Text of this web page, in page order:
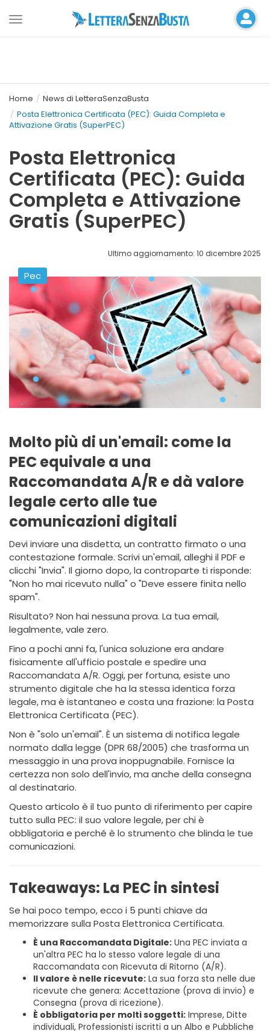
Toggle
Home
News di LetteraSenzaBusta
Posta Elettronica Certificata (PEC): Guida Completa e
Attivazione Gratis (SuperPEC)
Posta Elettronica
Certificata (PEC): Guida
Completa e Attivazione
Gratis (SuperPEC)
Ultimo aggiornamento: 10 dicembre 2025
Pec
Molto più di un'email: come la
PEC equivale a una
Raccomandata A/R e dà valore
legale certo alle tue
comunicazioni digitali
Devi inviare una disdetta, un contratto firmato o una
contestazione formale. Scrivi un'email, alleghi il PDF e
clicchi "Invia". Il giorno dopo, la controparte ti risponde:
"Non ho mai ricevuto nulla" o "Deve essere finita nello
spam".
Risultato? Non hai nessuna prova. La tua email,
legalmente, vale zero.
Fino a pochi anni fa, l'unica soluzione era andare
fisicamente all'ufficio postale e spedire una
Raccomandata A/R. Oggi, per fortuna, esiste uno
strumento digitale che ha la stessa identica forza
legale, ma è istantaneo e costa una frazione: la Posta
Elettronica Certificata (PEC).
Non è "solo un'email". È un sistema di notifica legale
normato dalla legge (DPR 68/2005) che trasforma un
messaggio in una prova inoppugnabile. Fornisce la
certezza non solo dell'invio, ma anche della consegna
al destinatario.
Questo articolo è il tuo punto di riferimento per capire
tutto sulla PEC: il suo valore legale, per chi è
obbligatoria e perché è lo strumento che blinda le tue
comunicazioni.
Takeaways: La PEC in sintesi
Se hai poco tempo, ecco i 5 punti chiave da
memorizzare sulla Posta Elettronica Certificata.
È una Raccomandata Digitale: Una PEC inviata a
un'altra PEC ha lo stesso valore legale di una
Raccomandata con Ricevuta di Ritorno (A/R).
Il valore è nelle ricevute: La sua forza sta nelle due
ricevute che genera: Accettazione (prova di invio) e
Consegna (prova di ricezione).
È obbligatoria per molti soggetti: Imprese, Ditte
individuali, Professionisti iscritti a un Albo e Pubbliche